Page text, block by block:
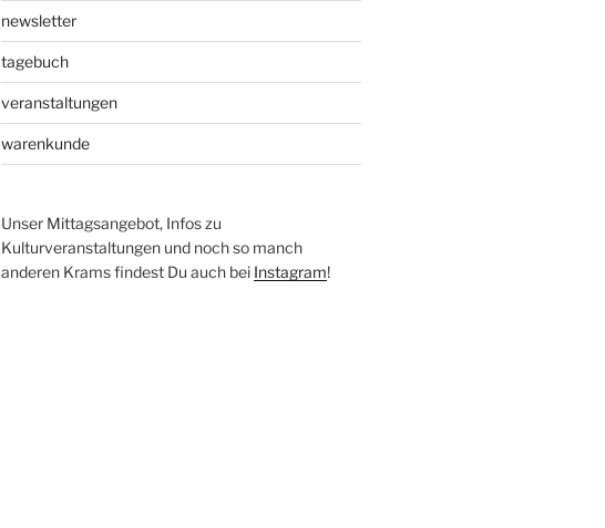
newsletter
tagebuch
veranstaltungen
warenkunde
Unser Mittagsangebot, Infos zu
Kulturveranstaltungen und noch so manch
anderen Krams findest Du auch bei Instagram!